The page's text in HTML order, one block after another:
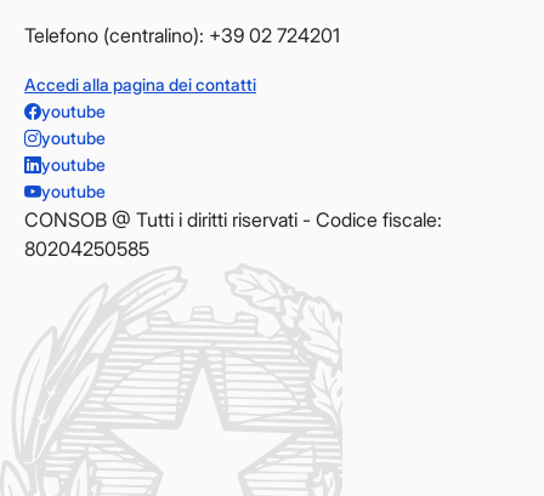
Telefono (centralino): +39 02 724201
Accedi alla pagina dei contatti
youtube
youtube
youtube
youtube
CONSOB @ Tutti i diritti riservati - Codice fiscale:
80204250585